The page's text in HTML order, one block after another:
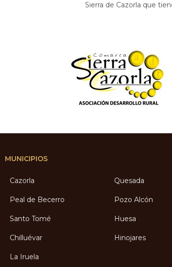
Sierra de Cazorla que
MUNICIPIOS
Cazorla
Peal de Becerro
Santo Tomé
Chilluévar
La Iruela
Quesada
Pozo Alcón
Huesa
Hinojares